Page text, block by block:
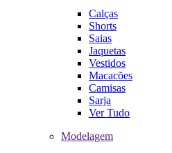
Calças
Shorts
Saias
Jaquetas
Vestidos
Macacões
Camisas
Sarja
Ver Tudo
Modelagem